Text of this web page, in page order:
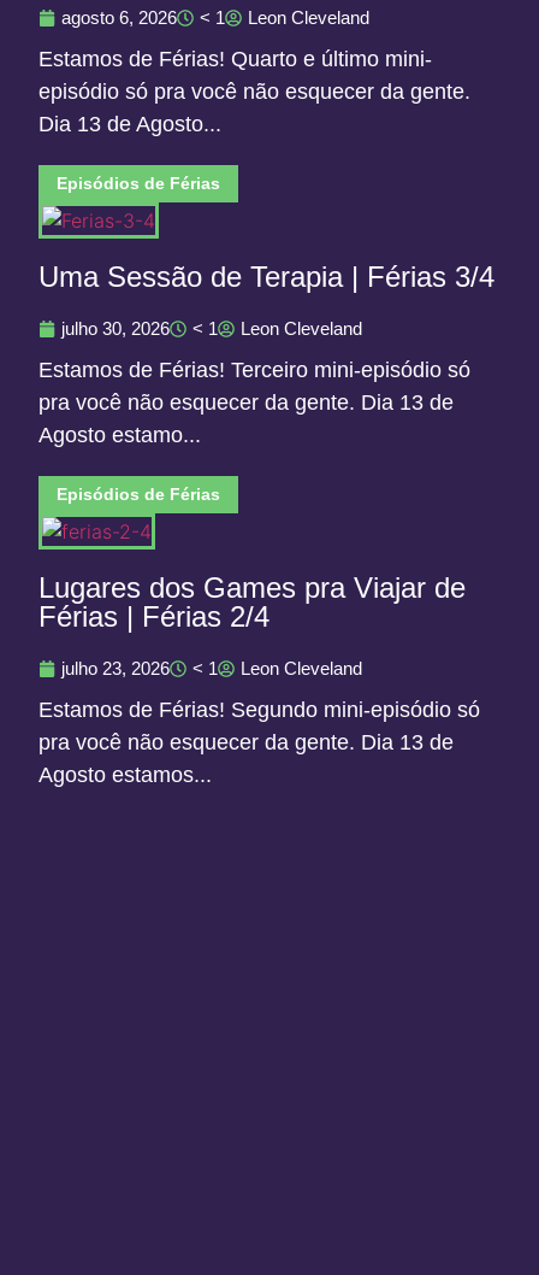
agosto 6, 2026 < 1 Leon Cleveland
Estamos de Férias! Quarto e último mini-
episódio só pra você não esquecer da gente.
Dia 13 de Agosto...
Episódios de Férias
Uma Sessão de Terapia | Férias 3/4
julho 30, 2026 < 1 Leon Cleveland
Estamos de Férias! Terceiro mini-episódio só
pra você não esquecer da gente. Dia 13 de
Agosto estamo...
Episódios de Férias
Lugares dos Games pra Viajar de
Férias | Férias 2/4
julho 23, 2026 < 1 Leon Cleveland
Estamos de Férias! Segundo mini-episódio só
pra você não esquecer da gente. Dia 13 de
Agosto estamos...